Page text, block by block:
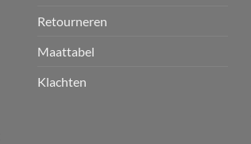
Retourneren
Maattabel
Klachten